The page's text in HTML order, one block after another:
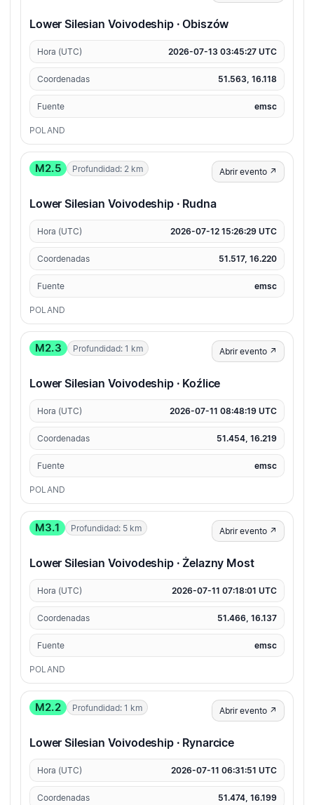
Lower Silesian Voivodeship · Obiszów
Hora (UTC) 2026-07-13 03:45:27 UTC
Coordenadas 51.563, 16.118
Fuente emsc
POLAND
M2.5 Profundidad: 2 km Abrir evento ↗
Lower Silesian Voivodeship · Rudna
Hora (UTC) 2026-07-12 15:26:29 UTC
Coordenadas 51.517, 16.220
Fuente emsc
POLAND
M2.3 Profundidad: 1 km Abrir evento ↗
Lower Silesian Voivodeship · Koźlice
Hora (UTC) 2026-07-11 08:48:19 UTC
Coordenadas 51.454, 16.219
Fuente emsc
POLAND
M3.1 Profundidad: 5 km Abrir evento ↗
Lower Silesian Voivodeship · Żelazny Most
Hora (UTC) 2026-07-11 07:18:01 UTC
Coordenadas 51.466, 16.137
Fuente emsc
POLAND
M2.2 Profundidad: 1 km Abrir evento ↗
Lower Silesian Voivodeship · Rynarcice
Hora (UTC) 2026-07-11 06:31:51 UTC
Coordenadas 51.474, 16.199